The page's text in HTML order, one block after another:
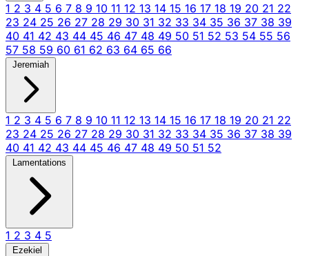
1 2 3 4 5 6 7 8 9 10 11 12 13 14 15 16 17 18 19 20 21 22
23 24 25 26 27 28 29 30 31 32 33 34 35 36 37 38 39
40 41 42 43 44 45 46 47 48 49 50 51 52 53 54 55 56
57 58 59 60 61 62 63 64 65 66
Jeremiah
1 2 3 4 5 6 7 8 9 10 11 12 13 14 15 16 17 18 19 20 21 22
23 24 25 26 27 28 29 30 31 32 33 34 35 36 37 38 39
40 41 42 43 44 45 46 47 48 49 50 51 52
Lamentations
1 2 3 4 5
Ezekiel